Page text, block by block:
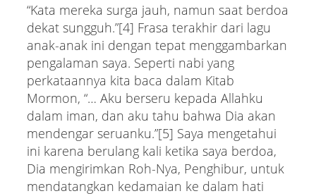
“Kata mereka surga jauh, namun saat berdoa
dekat sungguh.”[4] Frasa terakhir dari lagu
anak-anak ini dengan tepat menggambarkan
pengalaman saya. Seperti nabi yang
perkataannya kita baca dalam Kitab
Mormon, “… Aku berseru kepada Allahku
dalam iman, dan aku tahu bahwa Dia akan
mendengar seruanku.”[5] Saya mengetahui
ini karena berulang kali ketika saya berdoa,
Dia mengirimkan Roh-Nya, Penghibur, untuk
mendatangkan kedamaian ke dalam hati